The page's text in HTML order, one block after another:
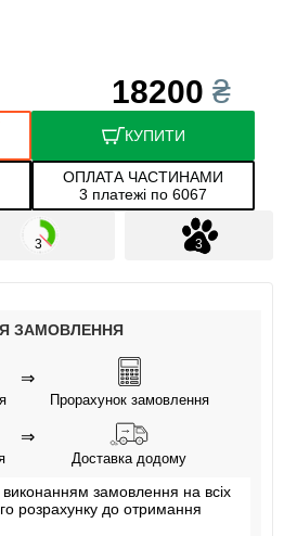
18200 ₴
КУПИТИ
ОПЛАТА ЧАСТИНАМИ
3 платежі по 6067
ЗАМОВЛЕННЯ
⇒
Прорахунок замовлення
⇒
Доставка додому
замовлення на всіх
розрахунку до отримання